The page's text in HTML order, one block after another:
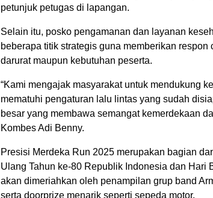
petunjuk petugas di lapangan.
Selain itu, posko pengamanan dan layanan
beberapa titik strategis guna memberikan respon
darurat maupun kebutuhan peserta.
“Kami mengajak masyarakat untuk mendukung
mematuhi pengaturan lalu lintas yang sudah
besar yang membawa semangat kemerdekaan
Kombes Adi Benny.
Presisi Merdeka Run 2025 merupakan bagian
Ulang Tahun ke-80 Republik Indonesia dan Hari
akan dimeriahkan oleh penampilan grup band
serta doorprize menarik seperti sepeda motor.